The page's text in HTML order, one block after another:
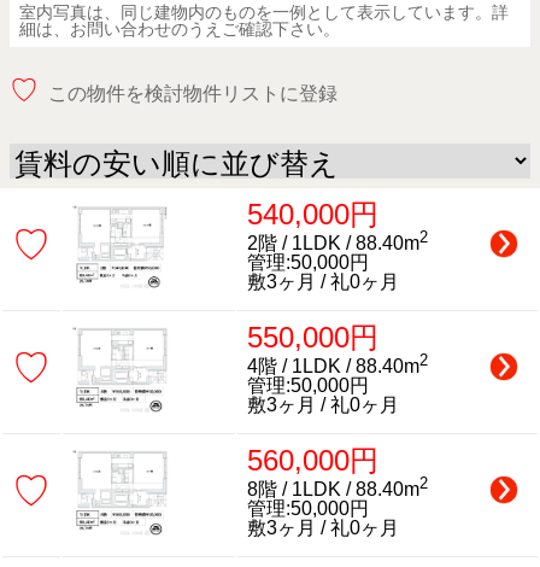
室内写真は、同じ建物内のものを一例として表示しています。詳
細は、お問い合わせのうえご確認下さい。
♡ この物件を検討物件リストに登録
♡
540,000円
2階 / 1LDK / 88.40m2
管理:50,000円
敷3ヶ月 / 礼0ヶ月
♡
550,000円
4階 / 1LDK / 88.40m2
管理:50,000円
敷3ヶ月 / 礼0ヶ月
♡
560,000円
8階 / 1LDK / 88.40m2
管理:50,000円
敷3ヶ月 / 礼0ヶ月